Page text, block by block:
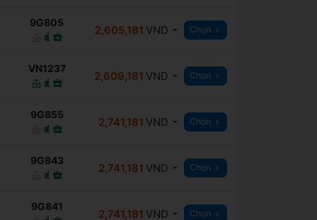
9G805
2,605,181 VND Chọn
VN1237
2,609,181 VND Chọn
9G855
2,741,181 VND Chọn
9G843
2,741,181 VND Chọn
9G841
2,741,181 VND Chọn